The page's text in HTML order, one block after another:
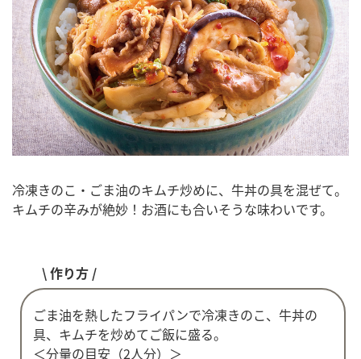
冷凍きのこ・ごま油のキムチ炒めに、牛丼の具を混ぜて。
キムチの辛みが絶妙！お酒にも合いそうな味わいです。
\ 作り方 /
ごま油を熱したフライパンで冷凍きのこ、牛丼の
具、キムチを炒めてご飯に盛る。
＜分量の目安（2人分）＞